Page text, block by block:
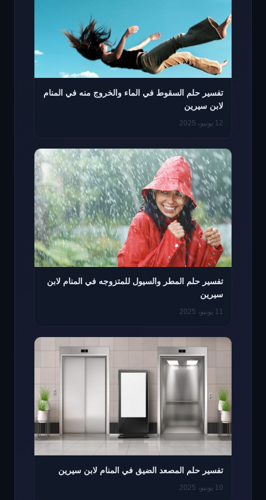
تفسير حلم السقوط في الماء والخروج منه في المنام
لابن سيرين
12 يونيو، 2025
تفسير حلم المطر والسيول للمتزوجه في المنام لابن
سيرين
11 يونيو، 2025
تفسير حلم المصعد الضيق في المنام لابن سيرين
10 يونيو، 2025